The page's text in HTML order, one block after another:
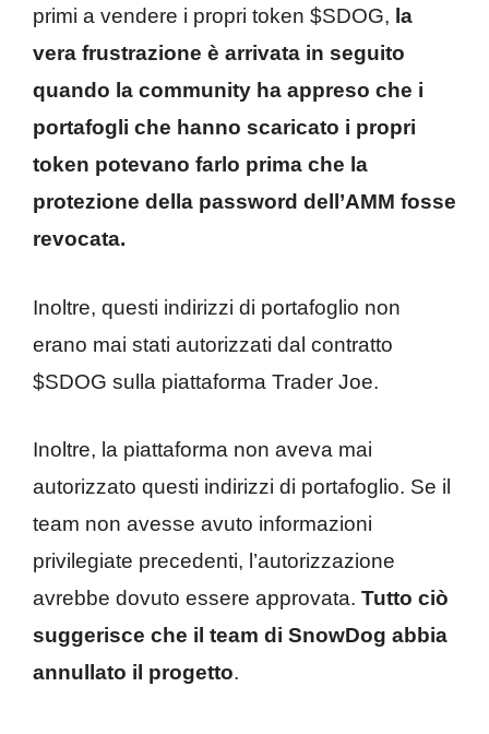
primi a vendere i propri token $SDOG, la
vera frustrazione è arrivata in seguito
quando la community ha appreso che i
portafogli che hanno scaricato i propri
token potevano farlo prima che la
protezione della password dell’AMM fosse
revocata.
Inoltre, questi indirizzi di portafoglio non
erano mai stati autorizzati dal contratto
$SDOG sulla piattaforma Trader Joe.
Inoltre, la piattaforma non aveva mai
autorizzato questi indirizzi di portafoglio. Se il
team non avesse avuto informazioni
privilegiate precedenti, l’autorizzazione
avrebbe dovuto essere approvata. Tutto ciò
suggerisce che il team di SnowDog abbia
annullato il progetto.